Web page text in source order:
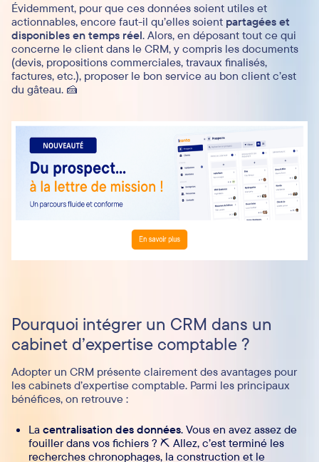
Évidemment, pour que ces données soient utiles et
actionnables, encore faut-il qu’elles soient partagées et
disponibles en temps réel. Alors, en déposant tout ce qui
concerne le client dans le CRM, y compris les documents
(devis, propositions commerciales, travaux finalisés,
factures, etc.), proposer le bon service au bon client c’est
du gâteau. 🍰
Pourquoi intégrer un CRM dans un
cabinet d’expertise comptable ?
Adopter un CRM présente clairement des avantages pour
les cabinets d’expertise comptable. Parmi les principaux
bénéfices, on retrouve :
La centralisation des données. Vous en avez assez de
fouiller dans vos fichiers ? ⛏️ Allez, c’est terminé les
recherches chronophages, la construction et le